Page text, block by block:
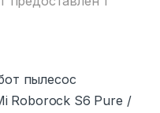
Roborock S6 Pure /